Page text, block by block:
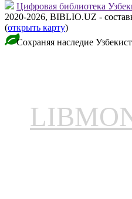
Цифровая библиотека
2020-2026, BIBLIO.UZ -
(открыть карту)
Сохраняя наследие